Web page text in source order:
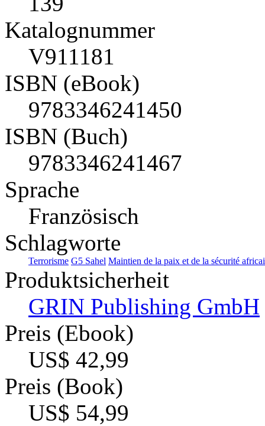
Katalognummer
V911181
ISBN (eBook)
9783346241450
ISBN (Buch)
9783346241467
Sprache
Französisch
Schlagworte
Terrorisme G5 Sahel Maintien de la paix et de la sécurité
Produktsicherheit
GRIN Publishing GmbH
Preis (Ebook)
US$ 42,99
Preis (Book)
US$ 54,99